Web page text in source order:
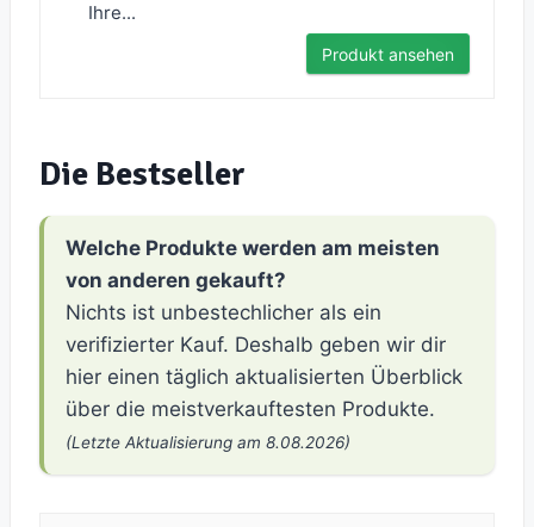
Ihre...
Produkt ansehen
Die Bestseller
Welche Produkte werden am meisten
von anderen gekauft?
Nichts ist unbestechlicher als ein
verifizierter Kauf. Deshalb geben wir dir
hier einen täglich aktualisierten Überblick
über die meistverkauftesten Produkte.
(Letzte Aktualisierung am 8.08.2026)